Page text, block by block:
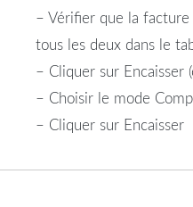
– Vérifier que la facture
tous les deux dans le
– Cliquer sur Encaisser
– Choisir le mode
– Cliquer sur Encaisser